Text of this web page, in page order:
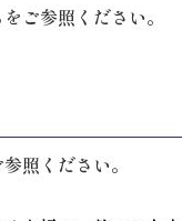
ご参照ください。
照ください。